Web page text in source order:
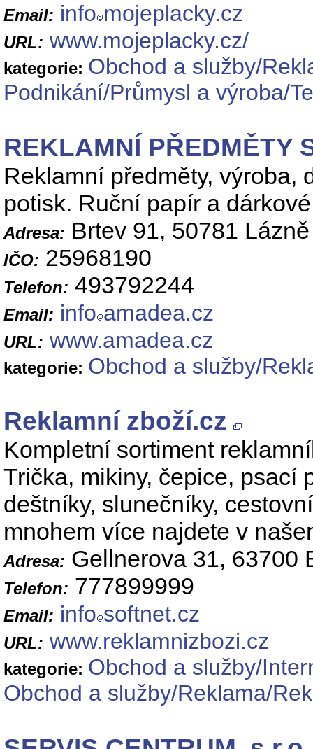
Email: info mojeplacky.cz
URL: www.mojeplacky.cz/
kategorie: Obchod a služby/
Podnikání/Průmysl a výroba/
REKLAMNÍ PŘEDMĚTY
Reklamní předměty, výroba,
potisk. Ruční papír a
Adresa: Brtev 91, 50781
IČO: 25968190
Telefon: 493792244
Email: info amadea.cz
URL: www.amadea.cz
kategorie: Obchod a služby/
Reklamní zboží.cz
Kompletní sortiment
Trička, mikiny, čepice, psací
deštníky, slunečníky,
mnohem více najdete v
Adresa: Gellnerova 31, 63700
Telefon: 777899999
Email: info softnet.cz
URL: www.reklamnizbozi.cz
kategorie: Obchod a služby/
Obchod a služby/Reklama/